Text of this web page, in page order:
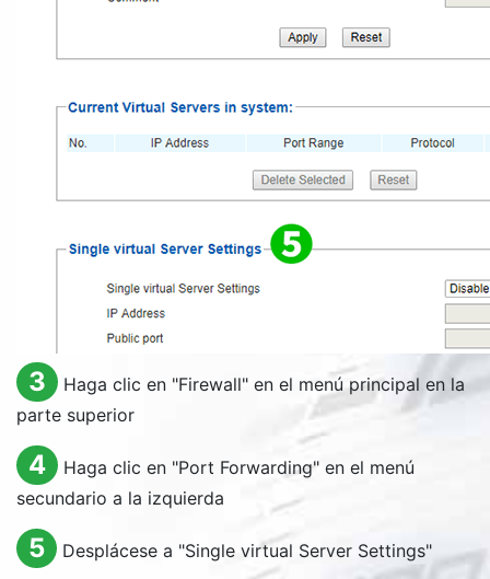
3 Haga clic en "Firewall" en el menú principal en la
parte superior
4 Haga clic en "Port Forwarding" en el menú
secundario a la izquierda
5 Desplácese a "Single virtual Server Settings"